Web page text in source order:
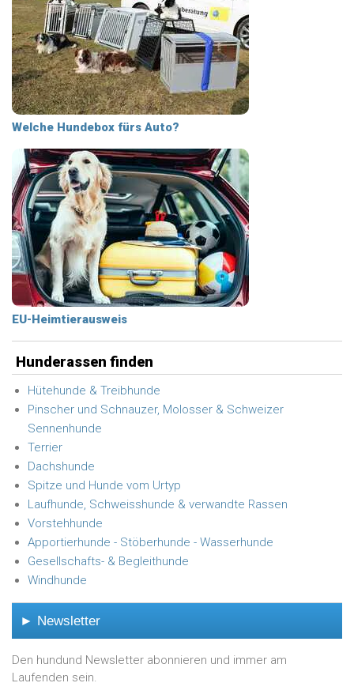
Welche Hundebox fürs Auto?
EU-Heimtierausweis
Hunderassen finden
Hütehunde & Treibhunde
Pinscher und Schnauzer, Molosser & Schweizer
Sennenhunde
Terrier
Dachshunde
Spitze und Hunde vom Urtyp
Laufhunde, Schweisshunde & verwandte Rassen
Vorstehhunde
Apportierhunde - Stöberhunde - Wasserhunde
Gesellschafts- & Begleithunde
Windhunde
► Newsletter
Den hundund Newsletter abonnieren und immer am
Laufenden sein.